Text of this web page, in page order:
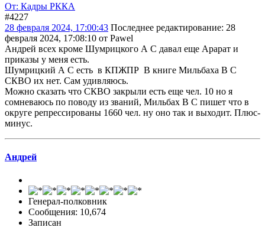
От: Кадры РККА
#4227
28 февраля 2024, 17:00:43 Последнее редактирование: 28
февраля 2024, 17:08:10 от Pawel
Андрей всех кроме Шумрицкого А С давал еще Арарат и
приказы у меня есть.
Шумрицкий А С есть в КПЖПР В книге Мильбаха В С
СКВО их нет. Сам удивляюсь.
Можно сказать что СКВО закрыли есть еще чел. 10 но я
сомневаюсь по поводу из званий, Мильбах В С пишет что в
округе репрессированы 1660 чел. ну оно так и выходит. Плюс-
минус.
Андрей
Генерал-полковник
Сообщения: 10,674
Записан